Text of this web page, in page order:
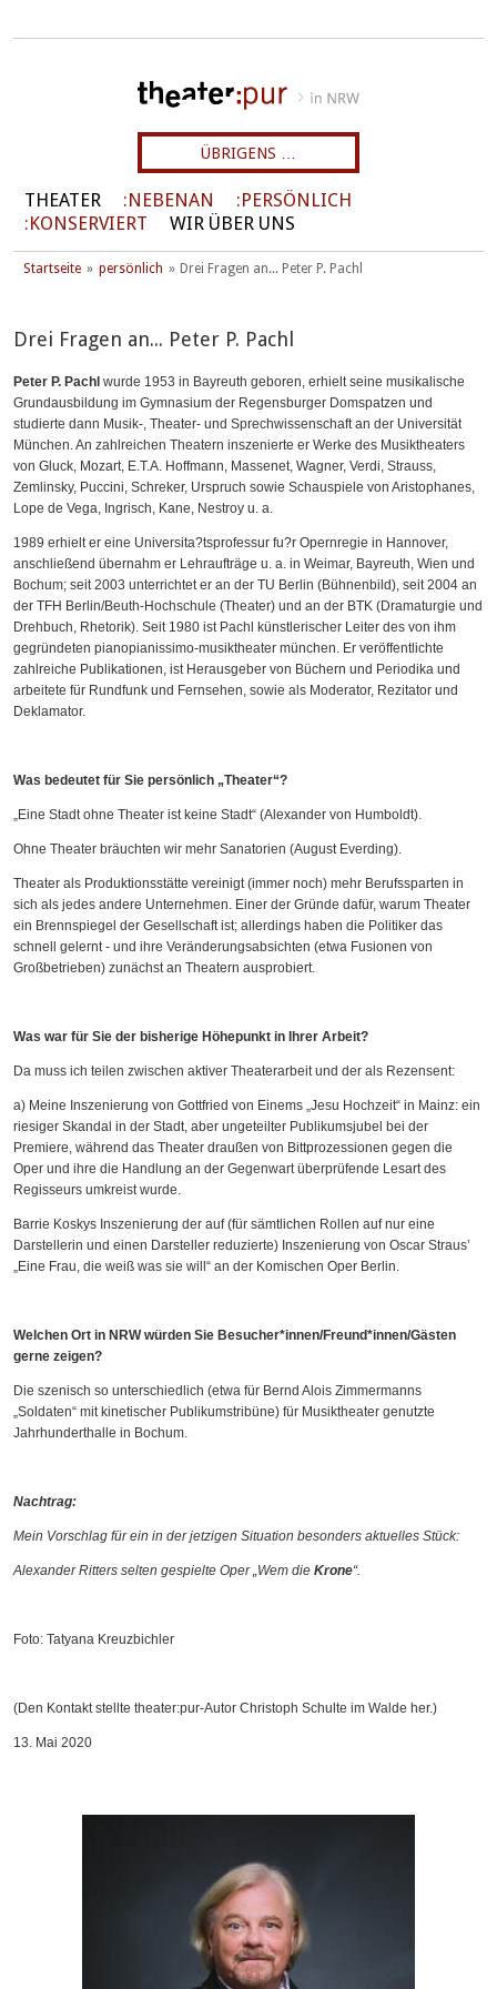
ÜBRIGENS …
THEATER NEBENAN
PERSÖNLICH
KONSERVIERT
WIR ÜBER UNS
Startseite persönlich Drei Fragen an... Peter P. Pachl
Drei Fragen an... Peter P. Pachl
Peter P. Pachl wurde 1953 in Bayreuth geboren, erhielt seine musikalische
Grundausbildung im Gymnasium der Regensburger Domspatzen und
studierte dann Musik-, Theater- und Sprechwissenschaft an der Universität
München. An zahlreichen Theatern inszenierte er Werke des Musiktheaters
von Gluck, Mozart, E.T.A. Hoffmann, Massenet, Wagner, Verdi, Strauss,
Zemlinsky, Puccini, Schreker, Urspruch sowie Schauspiele von Aristophanes,
Lope de Vega, Ingrisch, Kane, Nestroy u. a.
1989 erhielt er eine Universita?tsprofessur fu?r Opernregie in Hannover,
anschließend übernahm er Lehraufträge u. a. in Weimar, Bayreuth, Wien und
Bochum; seit 2003 unterrichtet er an der TU Berlin (Bühnenbild), seit 2004 an
der TFH Berlin/Beuth-Hochschule (Theater) und an der BTK (Dramaturgie und
Drehbuch, Rhetorik). Seit 1980 ist Pachl künstlerischer Leiter des von ihm
gegründeten pianopianissimo-musiktheater münchen. Er veröffentlichte
zahlreiche Publikationen, ist Herausgeber von Büchern und Periodika und
arbeitete für Rundfunk und Fernsehen, sowie als Moderator, Rezitator und
Deklamator.
Was bedeutet für Sie persönlich „Theater“?
Eine Stadt ohne Theater ist keine Stadt“ (Alexander von Humboldt).
Ohne Theater bräuchten wir mehr Sanatorien (August Everding).
Theater als Produktionsstätte vereinigt (immer noch) mehr Berufssparten in
sich als jedes andere Unternehmen. Einer der Gründe dafür, warum Theater
ein Brennspiegel der Gesellschaft ist; allerdings haben die Politiker das
schnell gelernt - und ihre Veränderungsabsichten (etwa Fusionen von
Großbetrieben) zunächst an Theatern ausprobiert.
Was war für Sie der bisherige Höhepunkt in Ihrer Arbeit?
Da muss ich teilen zwischen aktiver Theaterarbeit und der als Rezensent:
a) Meine Inszenierung von Gottfried von Einems „Jesu Hochzeit“ in Mainz: ein
riesiger Skandal in der Stadt, aber ungeteilter Publikumsjubel bei der
Premiere, während das Theater draußen von Bittprozessionen gegen die
Oper und ihre die Handlung an der Gegenwart überprüfende Lesart des
Regisseurs umkreist wurde.
Barrie Koskys Inszenierung der auf (für sämtlichen Rollen auf nur eine
Darstellerin und einen Darsteller reduzierte) Inszenierung von Oscar Straus’
„Eine Frau, die weiß was sie will“ an der Komischen Oper Berlin.
Welchen Ort in NRW würden Sie Besucher*innen/Freund*innen/Gästen
gerne zeigen?
Die szenisch so unterschiedlich (etwa für Bernd Alois Zimmermanns
„Soldaten“ mit kinetischer Publikumstribüne) für Musiktheater genutzte
Jahrhunderthalle in Bochum.
Nachtrag:
Mein Vorschlag für ein in der jetzigen Situation besonders aktuelles Stück:
Alexander Ritters selten gespielte Oper „Wem die Krone“.
Foto: Tatyana Kreuzbichler
(Den Kontakt stellte theater:pur-Autor Christoph Schulte im Walde her.)
13. Mai 2020